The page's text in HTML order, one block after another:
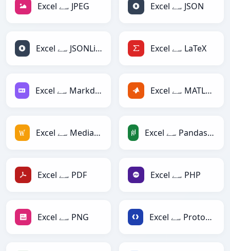
Excel سے JPEG Excel سے JSON
Excel سے JSONLines Excel سے LaTeX
Excel سے Markdown Excel سے MATLAB
Excel سے MediaWiki Excel سے PandasDataFrame
Excel سے PDF Excel سے PHP
Excel سے PNG Excel سے Protobuf